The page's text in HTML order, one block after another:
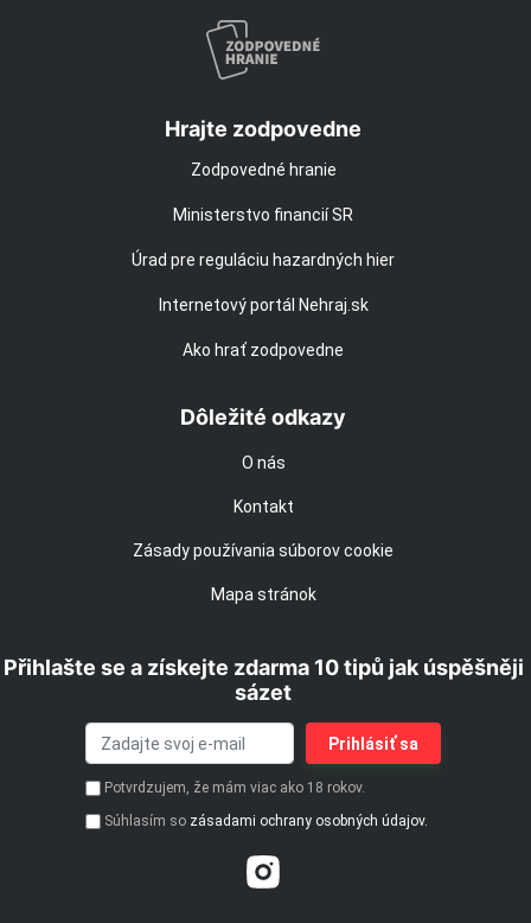
Hrajte zodpovedne
Zodpovedné hranie
Ministerstvo financií SR
Úrad pre reguláciu hazardných hier
Internetový portál Nehraj.sk
Ako hrať zodpovedne
Dôležité odkazy
O nás
Kontakt
Zásady používania súborov cookie
Mapa stránok
Přihlašte se a získejte zdarma 10 tipů jak úspěšněji
sázet
Potvrdzujem, že mám viac ako 18 rokov.
Súhlasím so zásadami ochrany osobných údajov.